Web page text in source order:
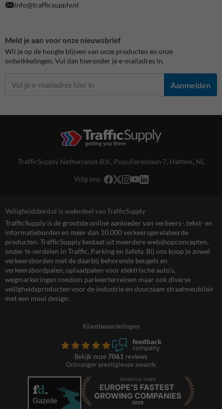
info@trafficsupply.nl
Meld je aan voor onze nieuwsbrief
Wil je op de hoogte blijven van onze producten en onze
ontwikkelingen. Vul dan hieronder je e-mailadres in.
Aanmelden
TrafficSupply Netherlands B.V., Populierenlaan 7, Hattem, NL
Volg ons
Veiligheidsbord.nl is onderdeel van TrafficSupply
TrafficSupply is dé grootste online aanbieder van verkeers-, tekst- en
informatieborden en meer dan 10.000 verkeersgerelateerde
producten. TrafficSupply bestaat uit meerdere webshopconcepten,
onder te verdelen in Traffic, Parking en Safety. Bij ons koop je zowel
verkeersborden met de daarbij behorende beugels en
verkeersbordpalen, oplaadpalen voor elektrische auto’s,
wegmarkeringen rondom parkeerterreinen maar ook diverse
veiligheidsproducten voor de industrie en duurzaam straatmeubilair
met een mooi design.
Klantbeoordelingen
Bekijk onze 7061 reviews
Ontvanger prestigieuze awards